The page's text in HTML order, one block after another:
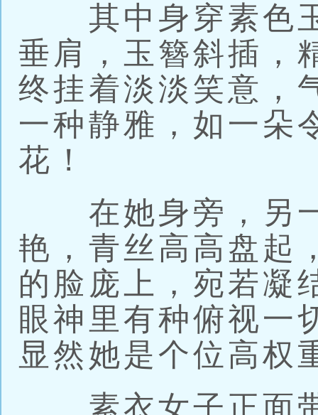
其中身穿素色玉
垂肩，玉簪斜插，
终挂着淡淡笑意，
一种静雅，如一朵
花！
在她身旁，另一
艳，青丝高高盘起
的脸庞上，宛若凝
眼神里有种俯视一
显然她是个位高权
素衣女子正面带